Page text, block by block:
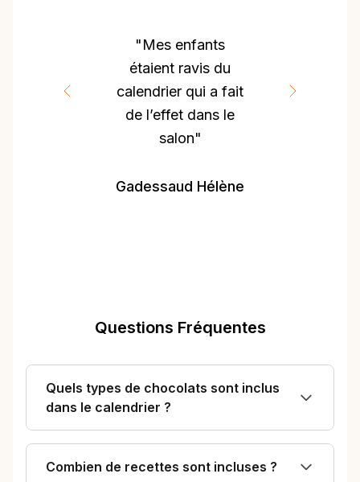
"Mes enfants
étaient ravis du
calendrier qui a fait
de l’effet dans le
salon"
Gadessaud Hélène
Questions Fréquentes
Quels types de chocolats sont inclus
dans le calendrier ?
Combien de recettes sont incluses ?